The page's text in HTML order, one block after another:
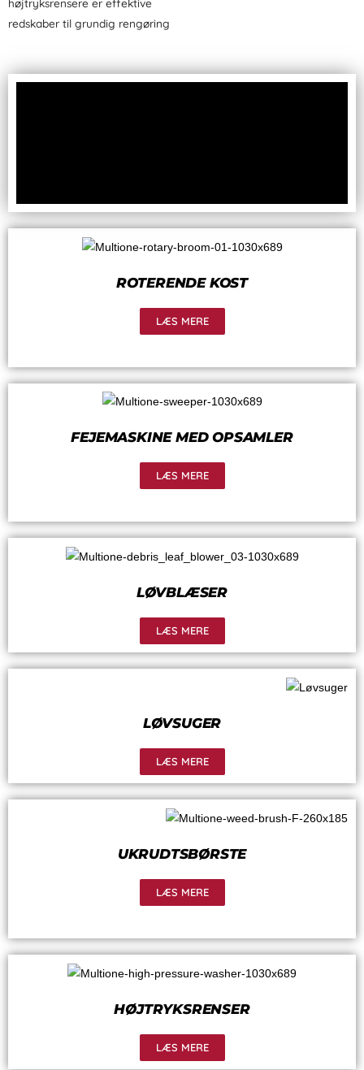
redskaber til grundig rengøring
ROTERENDE KOST
LÆS MERE
FEJEMASKINE MED OPSAMLER
LÆS MERE
LØVBLÆSER
LÆS MERE
LØVSUGER
LÆS MERE
UKRUDTSBØRSTE
LÆS MERE
HØJTRYKSRENSER
LÆS MERE